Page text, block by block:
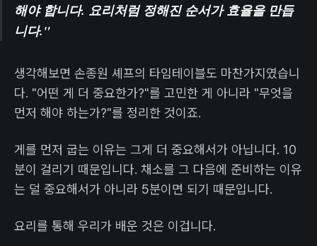
해야 합니다. 요리처럼 정해진 순서가 효율을 만듭
니다."
생각해보면 손종원 셰프의 타임테이블도 마찬가지였습니
다. "어떤 게 더 중요한가?"를 고민한 게 아니라 "무엇을
먼저 해야 하는가?"를 정리한 것이죠.
게를 먼저 굽는 이유는 그게 더 중요해서가 아닙니다. 10
분이 걸리기 때문입니다. 채소를 그 다음에 준비하는 이유
는 덜 중요해서가 아니라 5분이면 되기 때문입니다.
요리를 통해 우리가 배운 것은 이겁니다.